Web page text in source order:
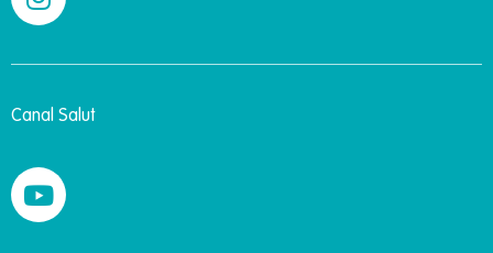
Canal Salut